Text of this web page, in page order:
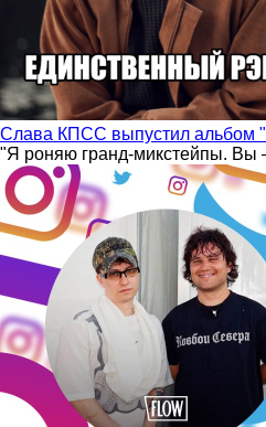
Слава КПСС выпустил альбом
"Я роняю гранд-микстейпы. Вы